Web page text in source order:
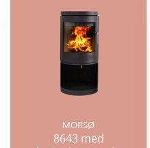
MORSØ
8643 med